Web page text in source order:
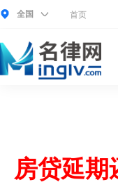
全国 首页
房贷延期